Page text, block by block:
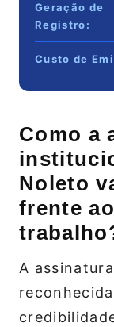
Geração de
Registro:
Custo de
Como a
Noleto
frente
A